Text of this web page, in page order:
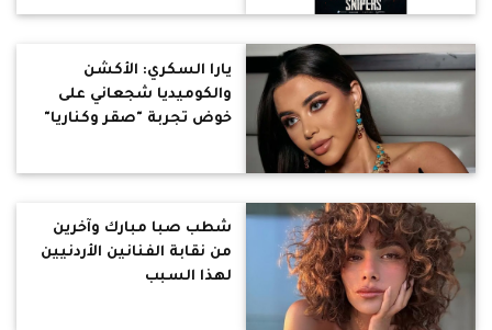
يارا السكري: الأكشن
والكوميديا شجعاني على
خوض تجربة "صقر وكناريا"
شطب صبا مبارك وآخرين
من نقابة الفنانين الأردنيين
لهذا السبب